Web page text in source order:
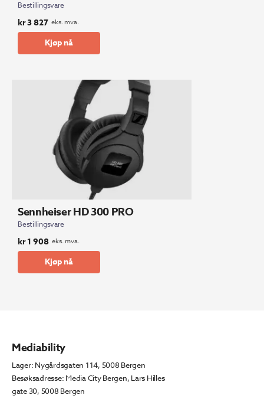
Bestillingsvare
kr3 827 eks. mva.
Kjøp nå
Sennheiser HD 300 PRO
Bestillingsvare
kr1 908 eks. mva.
Kjøp nå
Mediability
Lager: Nygårdsgaten 114, 5008 Bergen
Besøksadresse: Media City Bergen, Lars Hilles
gate 30, 5008 Bergen